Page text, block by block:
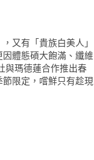
又有「貴族白美人」
體態碩大飽滿、纖維
與瑪德蓮合作推出春
限定，嚐鮮只有趁現